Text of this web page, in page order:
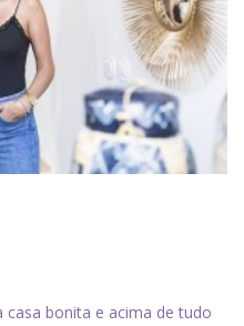
casa bonita e acima de tudo